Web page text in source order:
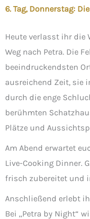
6. Tag, Donnerstag:
Heute verlasst ihr die
Weg nach Petra. Die
beeindruckendsten
ausreichend Zeit, sie
durch die enge
berühmten
Plätze und
Am Abend erwartet
Live-Cooking Dinner.
frisch zubereitet und
Anschließend erlebt
Bei „Petra by Night“